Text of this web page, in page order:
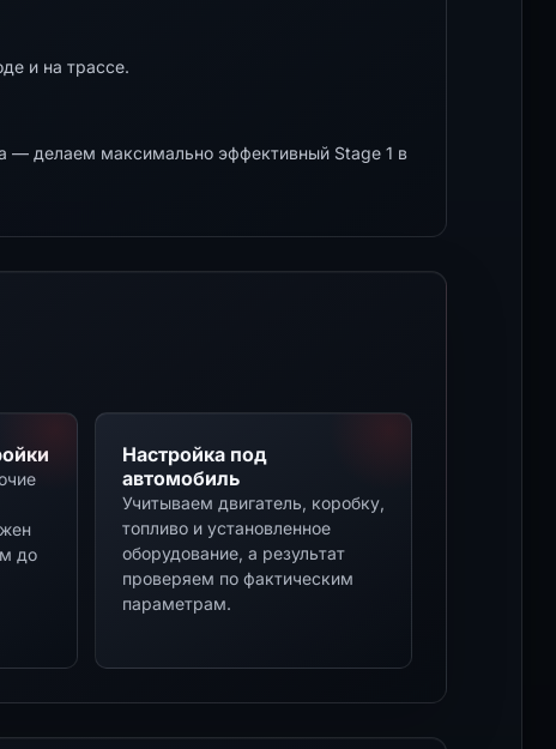
и на трассе.
делаем максимально эффективный Stage 1 в
до
Настройка под
автомобиль
Учитываем двигатель, коробку,
топливо и установленное
оборудование, а результат
проверяем по фактическим
параметрам.